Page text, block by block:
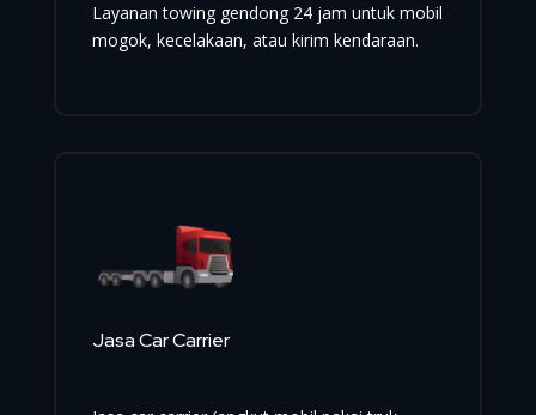
Layanan towing gendong 24 jam untuk mobil
mogok, kecelakaan, atau kirim kendaraan.
Jasa Car Carrier